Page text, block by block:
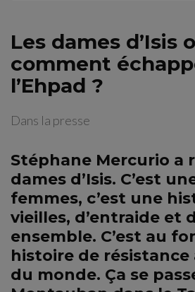
Les dames d’Isis
comment
l’Ehpad ?
Dans la presse
Stéphane Mercurio a
dames d’Isis. C’est
femmes, c’est une
vieilles, d’entraide et
ensemble. C’est au
histoire de résistance
du monde. Ça se